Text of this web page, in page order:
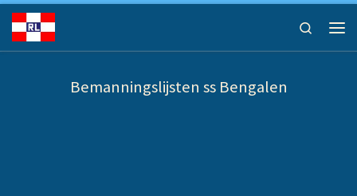
Ga naar inhoud
Search
Bemanningslijsten ss Bengalen